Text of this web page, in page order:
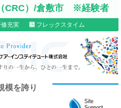
CRC）/倉敷市 ※経験者
充実 フレックスタイム
模を誇り